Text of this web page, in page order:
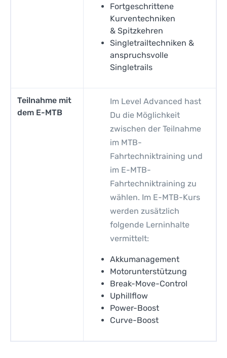
Fortgeschrittene
Kurventechniken
& Spitzkehren
Singletrailtechniken &
anspruchsvolle
Singletrails
Teilnahme mit
dem E-MTB
Im Level Advanced hast
Du die Möglichkeit
zwischen der Teilnahme
im MTB-
Fahrtechniktraining und
im E-MTB-
Fahrtechniktraining zu
wählen. Im E-MTB-Kurs
werden zusätzlich
folgende Lerninhalte
vermittelt:
Akkumanagement
Motorunterstützung
Break-Move-Control
Uphillflow
Power-Boost
Curve-Boost